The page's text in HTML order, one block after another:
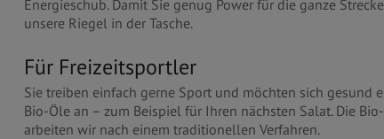
Energieschub. Damit Sie genug Power für die ganze
unsere Riegel in der Tasche.
Für Freizeitsportler
Sie treiben einfach gerne Sport und möchten sich gesund
Bio-Öle an – zum Beispiel für Ihren nächsten Salat. Die
arbeiten wir nach einem traditionellen Verfahren.